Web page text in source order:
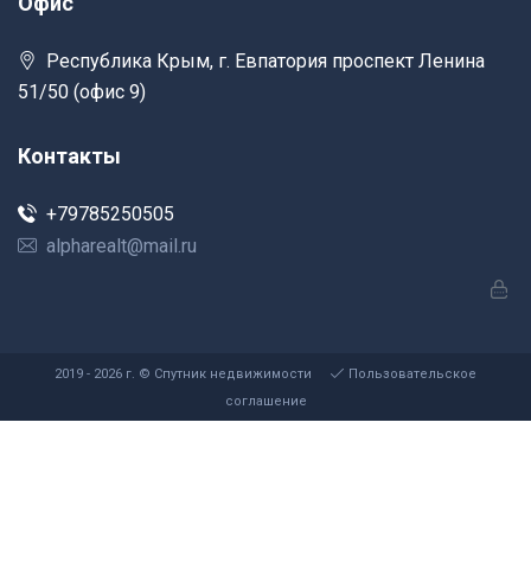
Республика Крым, г. Евпатория проспект Ленина
51/50 (офис 9)
Контакты
+79785250505
alpharealt@mail.ru
2019 - 2026 г. © Спутник недвижимости
Пользовательское
соглашение